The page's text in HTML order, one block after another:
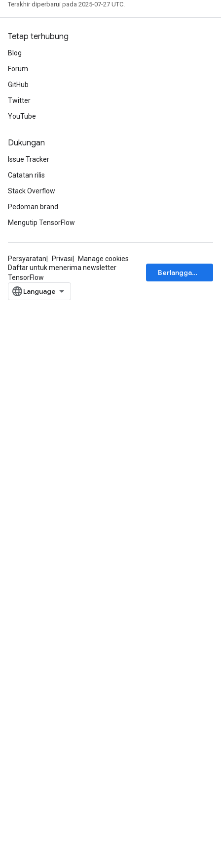
Terakhir diperbarui pada 2025-07-27 UTC.
Tetap terhubung
Blog
Forum
GitHub
Twitter
YouTube
Dukungan
Issue Tracker
Catatan rilis
Stack Overflow
Pedoman brand
Mengutip TensorFlow
Persyaratan Privasi
Manage cookies
Daftar untuk menerima newsletter
TensorFlow
Berlangganan